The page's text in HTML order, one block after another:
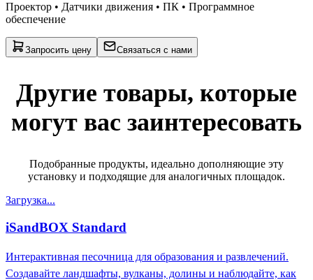
Проектор • Датчики движения • ПК • Программное
обеспечение
Запросить цену Связаться с нами
Другие товары, которые
могут вас заинтересовать
Подобранные продукты, идеально дополняющие эту
установку и подходящие для аналогичных площадок.
Загрузка...
iSandBOX Standard
Интерактивная песочница для образования и развлечений.
Создавайте ландшафты, вулканы, долины и наблюдайте, как